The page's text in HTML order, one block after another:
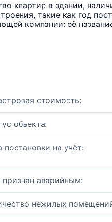
квартир в здании,
такие как год
компании: её
стоимость:
объекта:
постановки на учёт:
аварийным:
нежилых